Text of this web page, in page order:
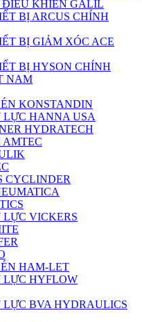
ĐIỀU KHIỂN GALIL
BỊ ARCUS CHÍNH
BỊ GIẢM XÓC ACE
BỊ HYSON CHÍNH
NAM
KONSTANDIN
HANNA USA
HYDRATECH
AMTEC
CYCLINDER
VICKERS
HAM-LET
HYFLOW
BVA HYDRAULICS